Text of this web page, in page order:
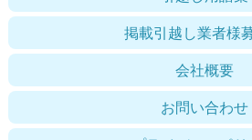
掲載引越し業者様
会社概要
お問い合わせ